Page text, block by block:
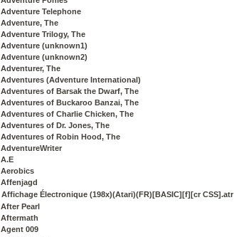
Adventure Telephone
Adventure, The
Adventure Trilogy, The
Adventure (unknown1)
Adventure (unknown2)
Adventurer, The
Adventures (Adventure International)
Adventures of Barsak the Dwarf, The
Adventures of Buckaroo Banzai, The
Adventures of Charlie Chicken, The
Adventures of Dr. Jones, The
Adventures of Robin Hood, The
AdventureWriter
A.E
Aerobics
Affenjagd
Affichage Électronique (198x)(Atari)(FR)[BASIC][f][cr CSS].atr
After Pearl
Aftermath
Agent 009